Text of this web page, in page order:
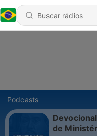
Podcasts
de